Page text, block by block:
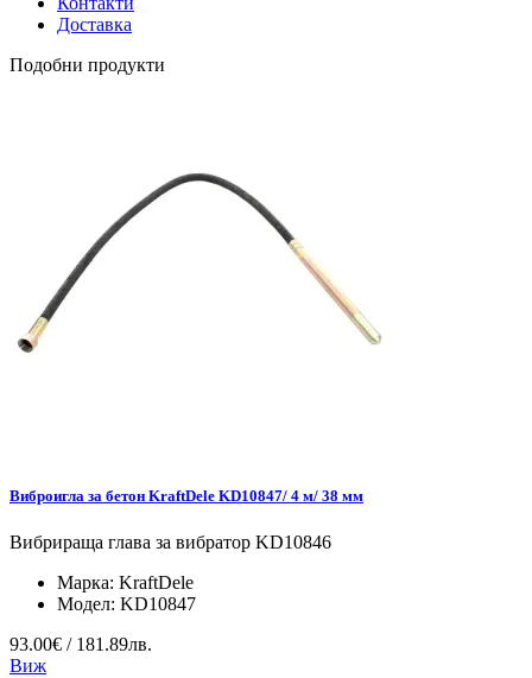
Доставка
Подобни продукти
Виброигла за бетон KraftDele KD10847/ 4 м/ 38 мм
Вибрираща глава за вибратор KD10846
Марка: KraftDele
Модел: KD10847
93.00€ / 181.89лв.
Виж